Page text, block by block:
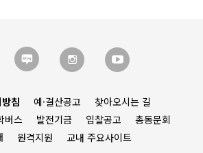
침 예·결산공고
찾아오시는 길
버스 발전기금 입찰공고
총동문회
원격지원 교내 주요사이트